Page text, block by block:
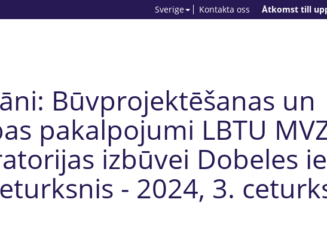
Åtkomst till
Kontakta oss
Sverige
Būvprojektēšanas un
pakalpojumi LBTU
izbūvei Dobeles
- 2024, 3.